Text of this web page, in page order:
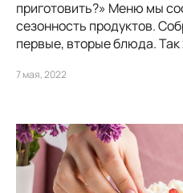
приготовить?» Меню мы
сезонность продуктов.
первые, вторые блюда.
7 мая, 2022